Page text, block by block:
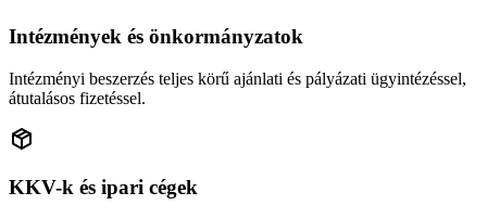
Intézmények és önkormányzatok
Intézményi beszerzés teljes körű ajánlati és pályázati ügyintézéssel,
átutalásos fizetéssel.
KKV-k és ipari cégek